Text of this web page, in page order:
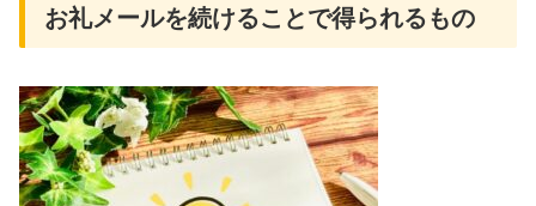
お礼メールを続けることで得られるもの